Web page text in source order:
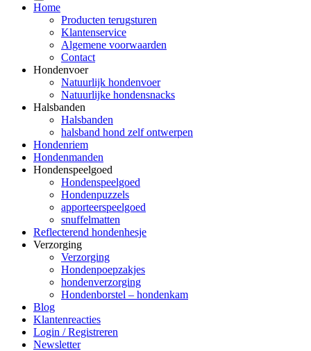
Home
Producten terugsturen
Klantenservice
Algemene voorwaarden
Contact
Hondenvoer
Natuurlijk hondenvoer
Natuurlijke hondensnacks
Halsbanden
Halsbanden
halsband hond zelf ontwerpen
Hondenriem
Hondenmanden
Hondenspeelgoed
Hondenspeelgoed
Hondenpuzzels
apporteerspeelgoed
snuffelmatten
Reflecterend hondenhesje
Verzorging
Verzorging
Hondenpoepzakjes
hondenverzorging
Hondenborstel – hondenkam
Blog
Klantenreacties
Login / Registreren
Newsletter